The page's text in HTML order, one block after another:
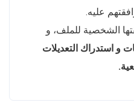
عليه.
الشخصية للملف، و
و استدراك التعديلات